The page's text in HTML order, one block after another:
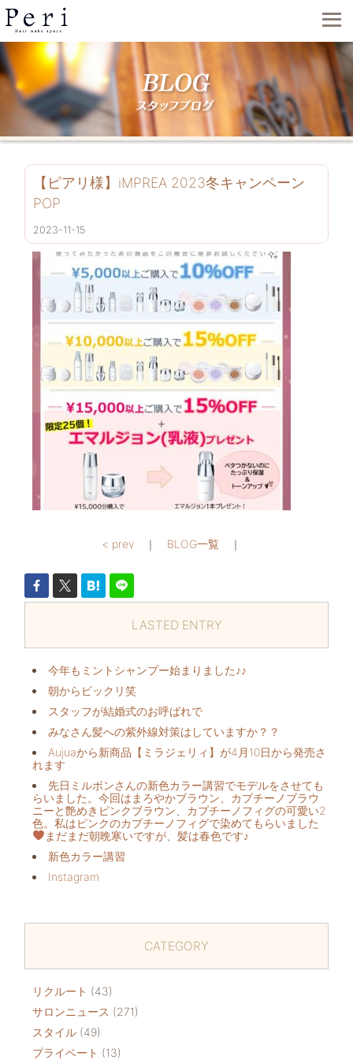
【ピアリ様】iMPREA 2023冬キャンペーン
POP
2023-11-15
< prev｜ BLOG一覧｜
LASTED ENTRY
今年もミントシャンプー始まりました♪♪
朝からビックリ️笑
スタッフが結婚式のお呼ばれで
みなさん髪への紫外線対策はしていますか？？
Aujuaから新商品【ミラジェリィ】が4月10日から発売さ
れます
先日ミルボンさんの新色カラー講習でモデルをさせても
らいました。今回はまろやかブラウン、カプチーノブラウ
ニーと艶めきピンクブラウン、カプチーノフィグの可愛い2
色。私はピンクのカプチーノフィグで染めてもらいました
まだまだ朝晩寒いですが、髪は春色です♪
新色カラー講習
Instagram
CATEGORY
リクルート (43)
サロンニュース (271)
スタイル (49)
プライベート (13)